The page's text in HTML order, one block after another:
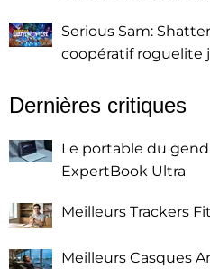
Serious Sam:
coopératif roguelite
Dernières critiques
Le portable du
ExpertBook Ultra
Meilleurs Trackers
Meilleurs Casques